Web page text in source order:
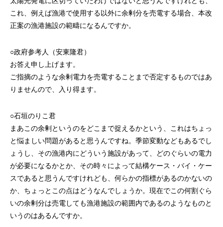
これ、例えば漁港で使用する以外に余剰分を売電する場合、本改
正案の漁港施設の範疇になるんですか。
○政府参考人（安東隆君）
お答え申し上げます。
ご指摘のような余剰電力を売電することまで否定するものではあ
りませんので、入り得ます。
○石垣のりこ君
まあこの余剰というのをどこまで捉えるかという、これはちょっ
と悩ましい問題があると思うんですね。季節変動などもあるでし
ょうし、その漁港内にどういう施設があって、どのぐらいの電力
が必要になるかとか、その時々によって結構ケース・バイ・ケー
スであると思うんですけれども、何らかの指標があるのかないの
か、ちょっとこの点はどうなんでしょうか。現在でこの何割ぐら
いの余剰分は売電しても漁港施設の範囲内であるのようなものと
いうのはあるんですか。